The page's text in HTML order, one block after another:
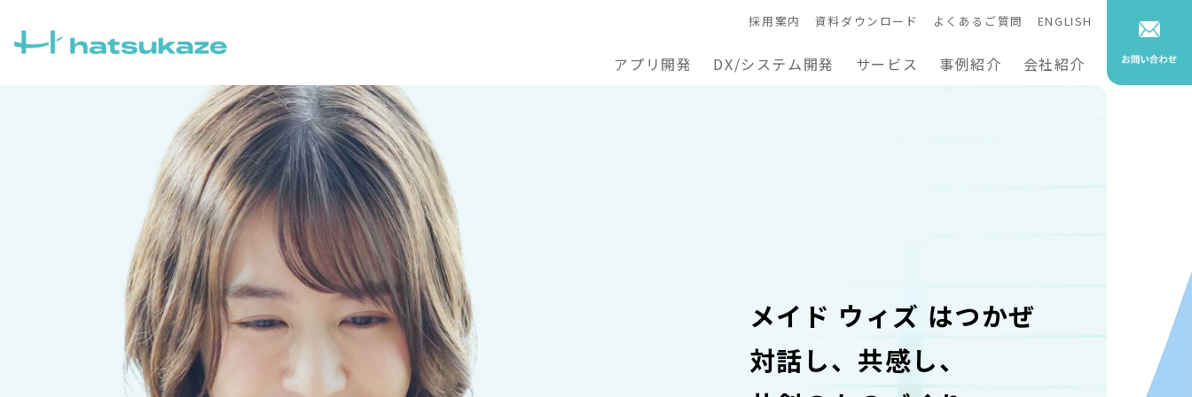
アプリ開発 DX/システム開発 サービス 事例紹介 会社紹介
採用案内 資料ダウンロード よくあるご質問 ENGLISH
メイド ウィズ はつかぜ
対話し、共感し、